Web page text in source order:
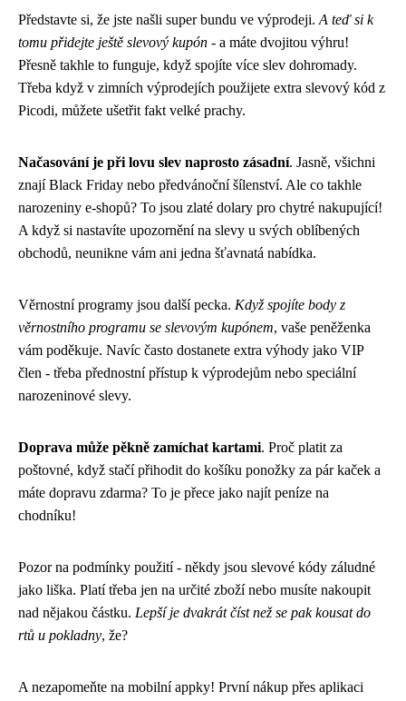
Představte si, že jste našli super bundu ve výprodeji. A teď si k
tomu přidejte ještě slevový kupón - a máte dvojitou výhru!
Přesně takhle to funguje, když spojíte více slev dohromady.
Třeba když v zimních výprodejích použijete extra slevový kód z
Picodi, můžete ušetřit fakt velké prachy.
Načasování je při lovu slev naprosto zásadní. Jasně, všichni
znají Black Friday nebo předvánoční šílenství. Ale co takhle
narozeniny e-shopů? To jsou zlaté dolary pro chytré nakupující!
A když si nastavíte upozornění na slevy u svých oblíbených
obchodů, neunikne vám ani jedna šťavnatá nabídka.
Věrnostní programy jsou další pecka. Když spojíte body z
věrnostního programu se slevovým kupónem, vaše peněženka
vám poděkuje. Navíc často dostanete extra výhody jako VIP
člen - třeba přednostní přístup k výprodejům nebo speciální
narozeninové slevy.
Doprava může pěkně zamíchat kartami. Proč platit za
poštovné, když stačí přihodit do košíku ponožky za pár kaček a
máte dopravu zdarma? To je přece jako najít peníze na
chodníku!
Pozor na podmínky použití - někdy jsou slevové kódy záludné
jako liška. Platí třeba jen na určité zboží nebo musíte nakoupit
nad nějakou částku. Lepší je dvakrát číst než se pak kousat do
rtů u pokladny, že?
A nezapomeňte na mobilní appky! První nákup přes aplikaci